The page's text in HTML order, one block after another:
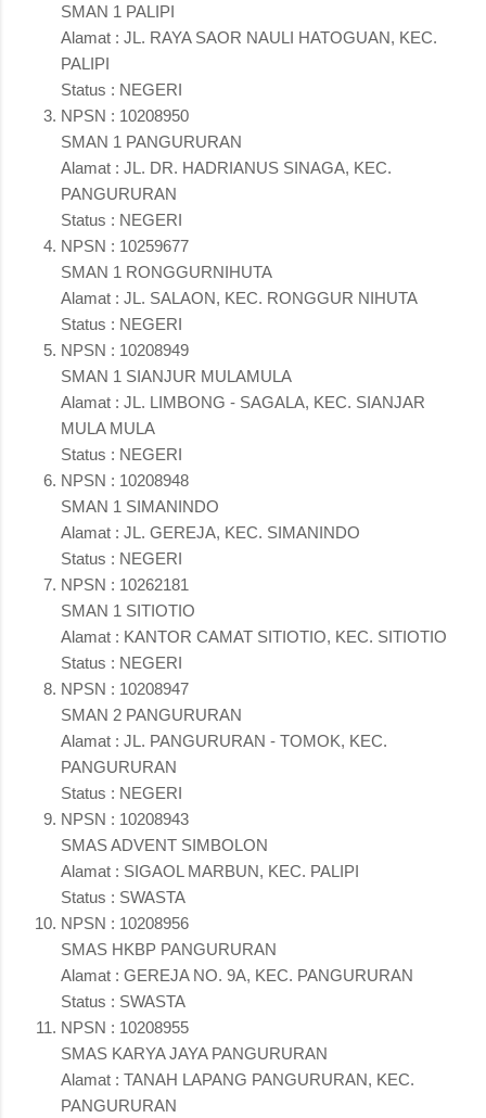
SMAN 1 PALIPI
Alamat : JL. RAYA SAOR NAULI HATOGUAN, KEC.
PALIPI
Status : NEGERI
NPSN : 10208950
SMAN 1 PANGURURAN
Alamat : JL. DR. HADRIANUS SINAGA, KEC.
PANGURURAN
Status : NEGERI
NPSN : 10259677
SMAN 1 RONGGURNIHUTA
Alamat : JL. SALAON, KEC. RONGGUR NIHUTA
Status : NEGERI
NPSN : 10208949
SMAN 1 SIANJUR MULAMULA
Alamat : JL. LIMBONG - SAGALA, KEC. SIANJAR
MULA MULA
Status : NEGERI
NPSN : 10208948
SMAN 1 SIMANINDO
Alamat : JL. GEREJA, KEC. SIMANINDO
Status : NEGERI
NPSN : 10262181
SMAN 1 SITIOTIO
Alamat : KANTOR CAMAT SITIOTIO, KEC. SITIOTIO
Status : NEGERI
NPSN : 10208947
SMAN 2 PANGURURAN
Alamat : JL. PANGURURAN - TOMOK, KEC.
PANGURURAN
Status : NEGERI
NPSN : 10208943
SMAS ADVENT SIMBOLON
Alamat : SIGAOL MARBUN, KEC. PALIPI
Status : SWASTA
NPSN : 10208956
SMAS HKBP PANGURURAN
Alamat : GEREJA NO. 9A, KEC. PANGURURAN
Status : SWASTA
NPSN : 10208955
SMAS KARYA JAYA PANGURURAN
Alamat : TANAH LAPANG PANGURURAN, KEC.
PANGURURAN